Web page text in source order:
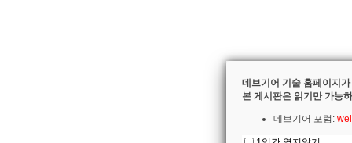
데브기어 기술 홈페이지
본 게시판은 읽기만 가능
데브기어 포럼: